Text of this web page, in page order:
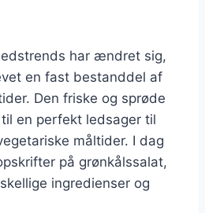
har ændret sig,
en fast bestanddel af
Den friske og sprøde
en perfekt ledsager til
måltider. I dag
på grønkålssalat,
ingredienser og